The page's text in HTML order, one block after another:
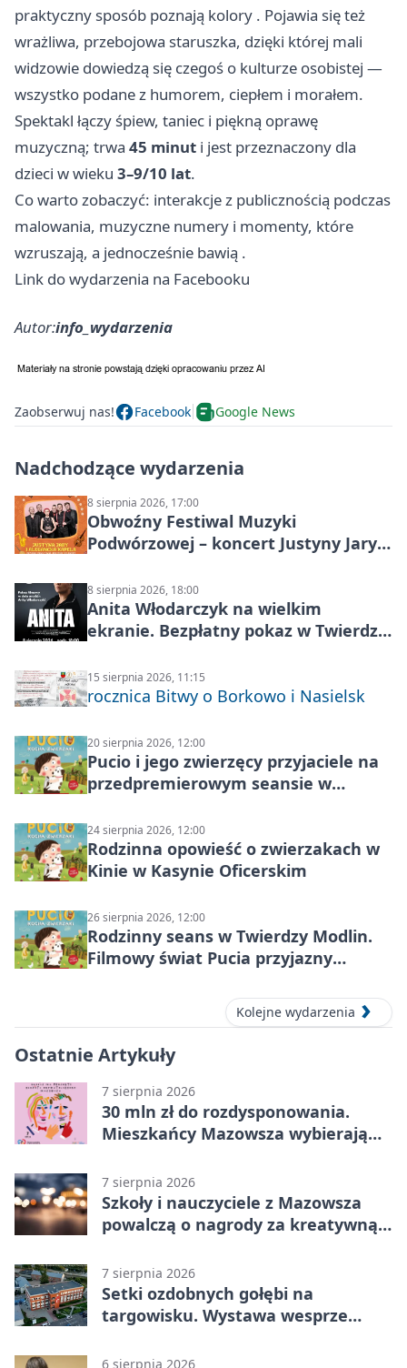
praktyczny sposób poznają kolory . Pojawia się też
wrażliwa, przebojowa staruszka, dzięki której mali
widzowie dowiedzą się czegoś o kulturze osobistej —
wszystko podane z humorem, ciepłem i morałem.
Spektakl łączy śpiew, taniec i piękną oprawę
muzyczną; trwa 45 minut i jest przeznaczony dla
dzieci w wieku 3–9/10 lat.
Co warto zobaczyć: interakcje z publicznością podczas
malowania, muzyczne numery i momenty, które
wzruszają, a jednocześnie bawią .
Link do wydarzenia na Facebooku
Autor:info_wydarzenia
Zaobserwuj nas! Facebook Google News
Nadchodzące wydarzenia
8 sierpnia 2026, 17:00
Obwoźny Festiwal Muzyki
Podwórzowej – koncert Justyny Jary i
8 sierpnia 2026, 18:00
Anita Włodarczyk na wielkim
ekranie. Bezpłatny pokaz w Twierdzy
15 sierpnia 2026, 11:15
rocznica Bitwy o Borkowo i Nasielsk
20 sierpnia 2026, 12:00
Pucio i jego zwierzęcy przyjaciele na
przedpremierowym seansie w
24 sierpnia 2026, 12:00
Rodzinna opowieść o zwierzakach w
Kinie w Kasynie Oficerskim
26 sierpnia 2026, 12:00
Rodzinny seans w Twierdzy Modlin.
Filmowy świat Pucia przyjazny
Kolejne wydarzenia
Ostatnie Artykuły
7 sierpnia 2026
30 mln zł do rozdysponowania.
Mieszkańcy Mazowsza wybierają
7 sierpnia 2026
Szkoły i nauczyciele z Mazowsza
powalczą o nagrody za kreatywną
7 sierpnia 2026
Setki ozdobnych gołębi na
targowisku. Wystawa wesprze
6 sierpnia 2026